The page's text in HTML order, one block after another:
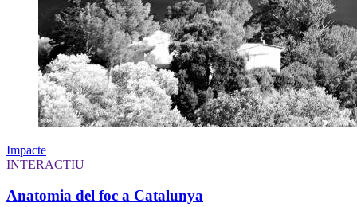
Impacte
INTERACTIU
Anatomia del foc a Catalunya